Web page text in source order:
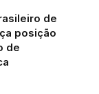
de
posição
de